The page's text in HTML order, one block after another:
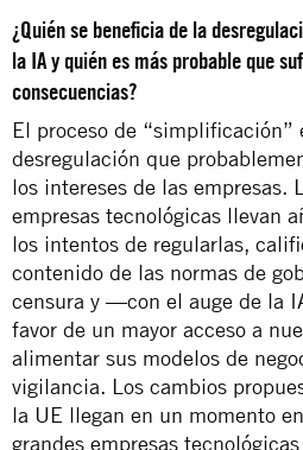
¿Quién se beneficia de la
la IA y quién es más probable que
consecuencias?
El proceso de “simplificación”
desregulación que
los intereses de las empresas.
empresas tecnológicas llevan
los intentos de regularlas,
contenido de las normas de
censura y —con el auge de la
favor de un mayor acceso a
alimentar sus modelos de
vigilancia. Los cambios
la UE llegan en un momento
grandes empresas tecnológicas